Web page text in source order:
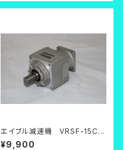
エイブル減速機 VRSF-15C-
400【中古品】
¥9,900